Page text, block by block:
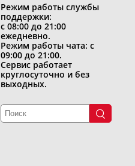
Режим работы службы
поддержки:
с 08:00 до 21:00
ежедневно.
Режим работы чата: с
09:00 до 21:00.
Сервис работает
круглосуточно и без
выходных.